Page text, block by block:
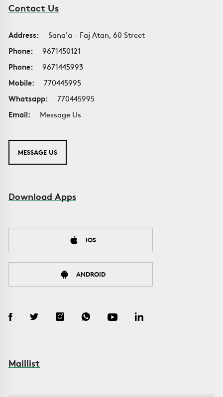
Contact Us
Address:
Sana'a - Faj Atan, 60 Street
Phone:
9671450121
Phone:
9671445993
Mobile:
770445995
Whatsapp:
770445995
Email:
Message Us
MESSAGE US
Download Apps
IOS
ANDROID
Maillist